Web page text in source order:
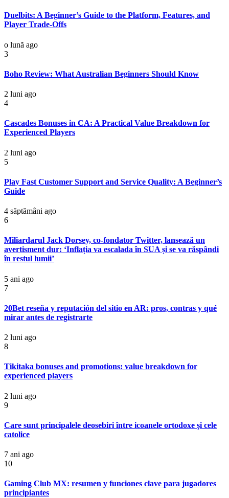
Duelbits: A Beginner’s Guide to the Platform, Features, and
Player Trade-Offs
o lună ago
3
Boho Review: What Australian Beginners Should Know
2 luni ago
4
Cascades Bonuses in CA: A Practical Value Breakdown for
Experienced Players
2 luni ago
5
Play Fast Customer Support and Service Quality: A Beginner’s
Guide
4 săptămâni ago
6
Miliardarul Jack Dorsey, co-fondator Twitter, lansează un
avertisment dur: ‘Inflația va escalada în SUA și se va răspândi
în restul lumii’
5 ani ago
7
20Bet reseña y reputación del sitio en AR: pros, contras y qué
mirar antes de registrarte
2 luni ago
8
Tikitaka bonuses and promotions: value breakdown for
experienced players
2 luni ago
9
Care sunt principalele deosebiri între icoanele ortodoxe şi cele
catolice
7 ani ago
10
Gaming Club MX: resumen y funciones clave para jugadores
principiantes